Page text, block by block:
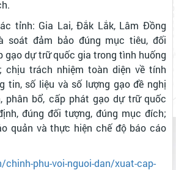
tỉnh: Gia Lai, Đắk Lắk, Lâm Đồng
soát đảm bảo đúng mục tiêu, đối
gạo dự trữ quốc gia trong tình huống
chịu trách nhiệm toàn diện về tính
tin, số liệu và số lượng gạo đề nghị
phân bổ, cấp phát gạo dự trữ quốc
đúng đối tượng, đúng mục đích;
quản và thực hiện chế độ báo cáo
phu-voi-nguoi-dan/xuat-cap-